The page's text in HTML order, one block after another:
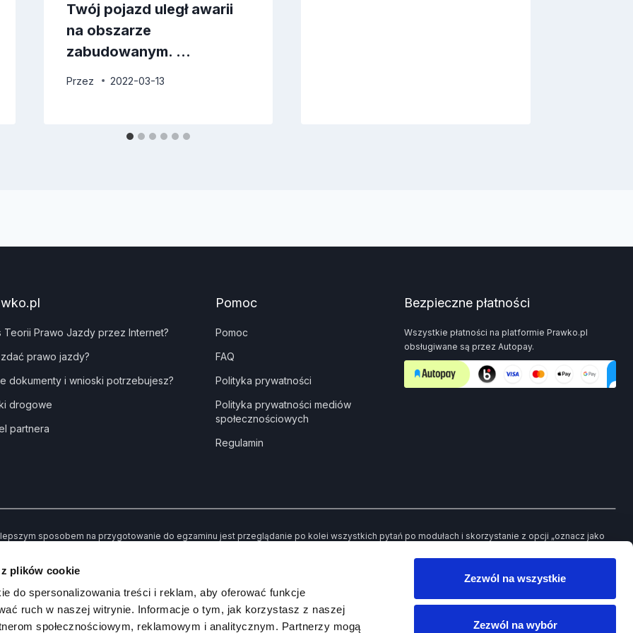
plików cookie
do spersonalizowania treści i reklam, aby oferować funkcje
ruch w naszej witrynie. Informacje o tym, jak korzystasz z naszej
społecznościowym, reklamowym i analitycznym. Partnerzy mogą
Zezwól na wszystkie
Zezwól na wybór
Twój pojazd uległ awarii
na obszarze
zabudowanym. …
Przez 2022-03-13
Teorii Prawo Jazdy przez Internet?
prawo jazdy?
dokumenty i wnioski potrzebujesz?
drogowe
partnera
Pomoc
Pomoc
FAQ
Polityka prywatności
Polityka prywatności mediów
społecznościowych
Regulamin
Bezpieczne płatności
Wszystkie płatności na platformie Prawko.pl
obsługiwane są przez Autopay.
sposobem na przygotowanie do egzaminu jest przeglądanie po kolei wszystkich pytań po modułach i skorzystanie z opcji „oznacz jako